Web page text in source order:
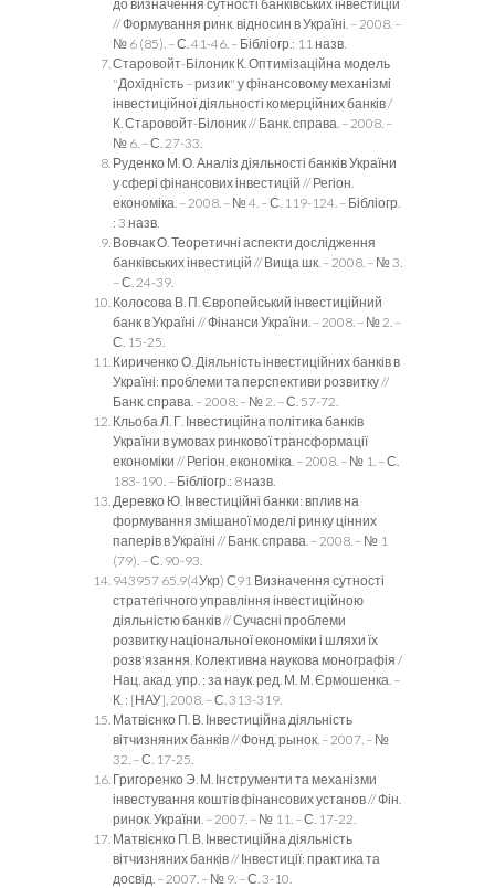
до визначення сутності банківських інвестицій
// Формування ринк. відносин в Україні. – 2008. –
№ 6 (85). – С. 41-46. – Бібліогр.: 11 назв.
Старовойт-Білоник К. Оптимізаційна модель
"Дохідність – ризик" у фінансовому механізмі
інвестиційної діяльності комерційних банків /
К. Старовойт-Білоник // Банк. справа. – 2008. –
№ 6. – С. 27-33.
Руденко М. О. Аналіз діяльності банків України
у сфері фінансових інвестицій // Регіон.
економіка. – 2008. – № 4. – С. 119-124. – Бібліогр.
: 3 назв.
Вовчак О. Теоретичні аспекти дослідження
банківських інвестицій // Вища шк. – 2008. – № 3.
– С. 24-39.
Колосова В. П. Європейський інвестиційний
банк в Україні // Фінанси України. – 2008. – № 2. –
С. 15-25.
Кириченко О. Діяльність інвестиційних банків в
Україні: проблеми та перспективи розвитку //
Банк. справа. – 2008. – № 2. – С. 57-72.
Кльоба Л. Г. Інвестиційна політика банків
України в умовах ринкової трансформації
економіки // Регіон. економіка. – 2008. – № 1. – С.
183-190. – Бібліогр.: 8 назв.
Деревко Ю. Інвестиційні банки: вплив на
формування змішаної моделі ринку цінних
паперів в Україні // Банк. справа. – 2008. – № 1
(79). – С. 90-93.
943957 65.9(4Укр) С91 Визначення сутності
стратегічного управління інвестиційною
діяльністю банків // Сучасні проблеми
розвитку національної економіки і шляхи їх
розв'язання. Колективна наукова монографія /
Нац. акад. упр. ; за наук. ред. М. М. Єрмошенка. –
К. : [НАУ], 2008. – С. 313-319.
Матвієнко П. В. Інвестиційна діяльність
вітчизняних банків // Фонд. рынок. – 2007. – №
32. – С. 17-25.
Григоренко Э. М. Інструменти та механізми
інвестування коштів фінансових установ // Фін.
ринок. України. – 2007. – № 11. – С. 17-22.
Матвієнко П. В. Інвестиційна діяльність
вітчизняних банків // Інвестиції: практика та
досвід. – 2007. – № 9. – С. 3-10.